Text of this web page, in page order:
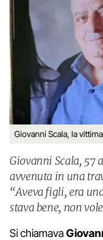
Giovanni Scala, la vittima
Giovanni Scala, 57
avvenuta in una
“Aveva figli, era
stava bene, non
Si chiamava